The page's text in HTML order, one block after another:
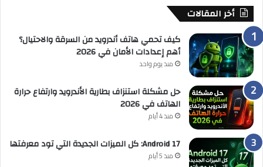
أخر المقالات
كيف تحمي هاتف أندرويد من السرقة والاحتيال؟
أهم إعدادات الأمان في 2026
منذ يوم واحد
حل مشكلة استنزاف بطارية الأندرويد وارتفاع حرارة
الهاتف في 2026
منذ 4 أيام
Android 17: كل الميزات الجديدة التي تود معرفتها
منذ 5 أيام